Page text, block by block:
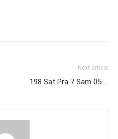
Next article
198 Sat Pra 7 Sam 05 …